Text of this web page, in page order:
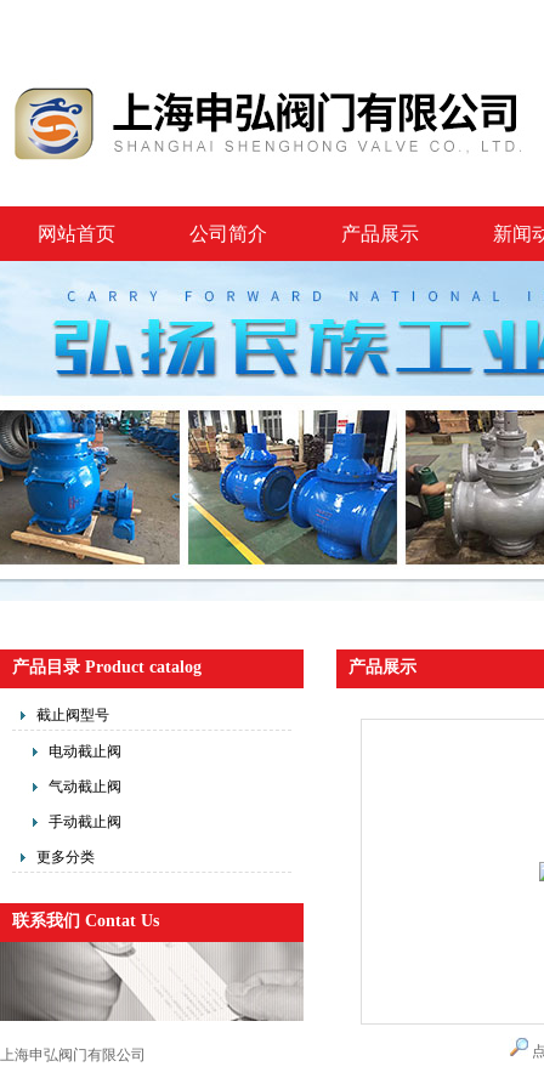
网站首页 公司简介 产品展示 新闻
产品目录 Product catalog
截止阀型号
电动截止阀
气动截止阀
手动截止阀
更多分类
联系我们 Contat Us
上海申弘阀门有限公司
产品展示